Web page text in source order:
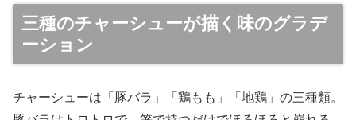
三種のチャーシューが描く味のグラデ
ーション
チャーシューは「豚バラ」「鶏もも」「地鶏」の三種類。